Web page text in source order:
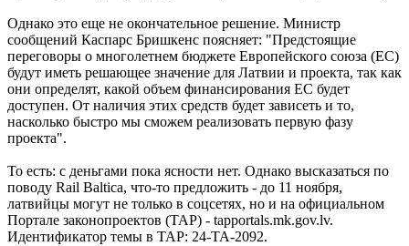
Однако это еще не окончательное решение. Министр
сообщений Каспарс Бришкенс поясняет: "Предстоящие
переговоры о многолетнем бюджете Европейского союза (ЕС)
будут иметь решающее значение для Латвии и проекта, так как
они определят, какой объем финансирования ЕС будет
доступен. От наличия этих средств будет зависеть и то,
насколько быстро мы сможем реализовать первую фазу
проекта".
То есть: с деньгами пока ясности нет. Однако высказаться по
поводу Rail Baltica, что-то предложить - до 11 ноября,
латвийцы могут не только в соцсетях, но и на официальном
Портале законопроектов (TAP) - tapportals.mk.gov.lv.
Идентификатор темы в TAP: 24-TA-2092.